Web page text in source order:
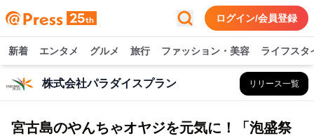
ログイン/会員登録
新着 エンタメ グルメ 旅行 ファッション・美容 ライフスタ
株式会社パラダイスプラン リリース一覧
宮古島のやんちゃオヤジを元気に！「泡盛祭